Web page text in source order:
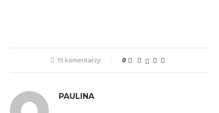
15 komentarzy 0
PAULINA